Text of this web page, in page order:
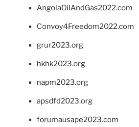
AngolaOilAndGas2022.com
Convoy4Freedom2022.com
grur2023.org
hkhk2023.org
napm2023.org
apsdfd2023.org
forumausape2023.com